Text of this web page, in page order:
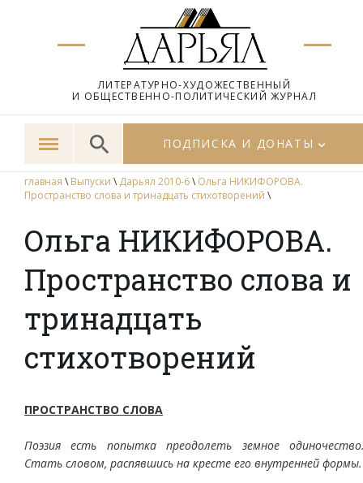
ЛИТЕРАТУРНО-ХУДОЖЕСТВЕННЫЙ
И ОБЩЕСТВЕННО-ПОЛИТИЧЕСКИЙ ЖУРНАЛ
ПОДПИСКА И ДОНАТЫ
главная \ Выпуски \ Дарьял 2010-6\ Ольга НИКИФОРОВА.
Пространство слова и тринадцать стихотворений \
Ольга НИКИФОРОВА.
Пространство слова и
тринадцать
стихотворений
ПРОСТРАНСТВО СЛОВА
Поэзия есть попытка преодолеть земное
Стать словом, распявшись на кресте его внутренней формы.